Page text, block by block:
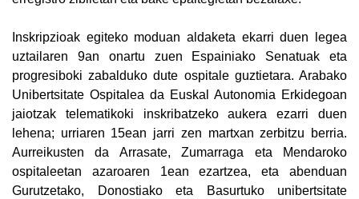
Inskripzioak egiteko moduan aldaketa ekarri duen legea
uztailaren 9an onartu zuen Espainiako Senatuak eta
progresiboki zabalduko dute ospitale guztietara. Arabako
Unibertsitate Ospitalea da Euskal Autonomia Erkidegoan
jaiotzak telematikoki inskribatzeko aukera ezarri duen
lehena; urriaren 15ean jarri zen martxan zerbitzu berria.
Aurreikusten da Arrasate, Zumarraga eta Mendaroko
ospitaleetan azaroaren 1ean ezartzea, eta abenduan
Gurutzetako, Donostiako eta Basurtuko unibertsitate